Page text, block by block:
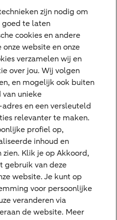
zijn nodig om
goed te laten
cookies en andere
website en onze
verzamelen wij en
over jou. Wij volgen
en mogelijk ook buiten
van unieke
en een versleuteld
relevanter te maken.
profiel op,
inhoud en
Klik je op Akkoord,
gebruik van deze
website. Je kunt op
voor persoonlijke
veranderen via
de website. Meer